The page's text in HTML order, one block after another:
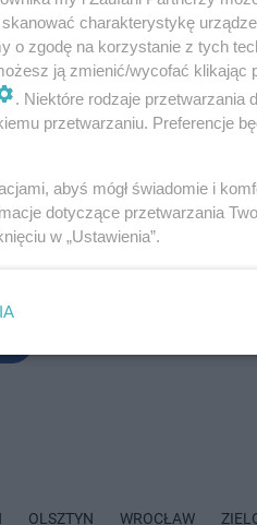
karę
ZMIANY
Ewa
OLSZTYN WROCŁAW
charakterystykę
o zgodę na korzystanie z tych
ją zmienić/wycofać
. Niektóre rodzaje przetwarzania
przetwarzaniu. Preferencje
abyś mógł świadomie i
dotyczące przetwarzania
w „Ustawienia”.